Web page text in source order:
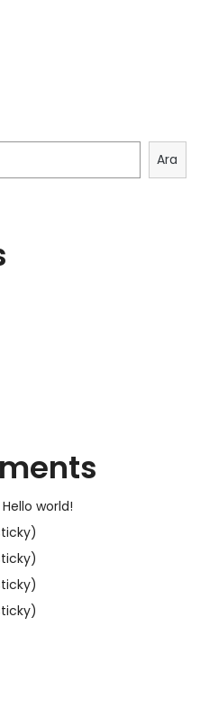
Ara
Hello world!